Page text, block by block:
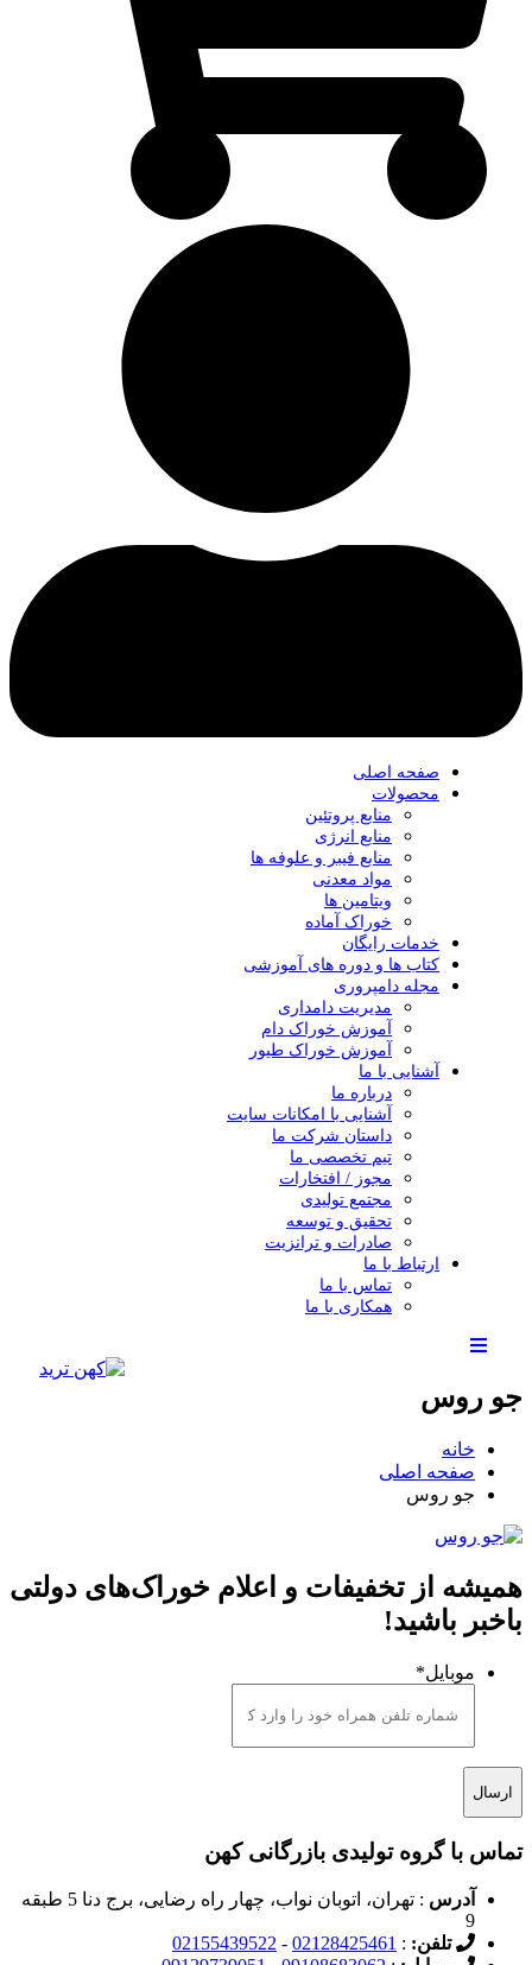
صفحه اصلی
محصولات
منابع پروتئین
منابع انرژی
منابع فیبر و علوفه‌ ها
مواد معدنی
ویتامین ها
خوراک آماده
خدمات رایگان
کتاب‌ ها و دوره های آموزشی
مجله دامپروری
مدیریت دامداری
آموزش خوراک دام
آموزش خوراک طیور
آشنایی با ما
درباره ما
آشنایی با امکانات سایت
داستان شرکت ما
تیم تخصصی ما
مجوز / افتخارات
مجتمع تولیدی
تحقیق و توسعه
صادرات و ترانزیت
ارتباط با ما
تماس با ما
همکاری با ما
جو روس
خانه
صفحه اصلی
جو روس
همیشه از تخفیفات و اعلام خوراک‌های دولتی
باخبر باشید!
موبایل*
تماس با گروه تولیدی بازرگانی کهن
آدرس
: تهران، اتوبان نواب، چهار راه رضایی، برج دنا 5 طبقه
9
تلفن: :
02128425461
-
02155439522